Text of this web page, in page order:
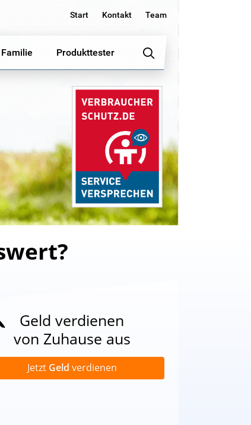
Start Kontakt Team
Familie Produkttester
Geld verdienen
von Zuhause aus
Jetzt Geld verdienen